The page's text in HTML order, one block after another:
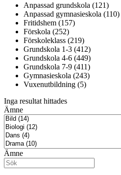
Anpassad grundskola (121)
Anpassad gymnasieskola (110)
Fritidshem (157)
Förskola (252)
Förskoleklass (219)
Grundskola 1-3 (412)
Grundskola 4-6 (449)
Grundskola 7-9 (411)
Gymnasieskola (243)
Vuxenutbildning (5)
Inga resultat hittades
Ämne
Ämne